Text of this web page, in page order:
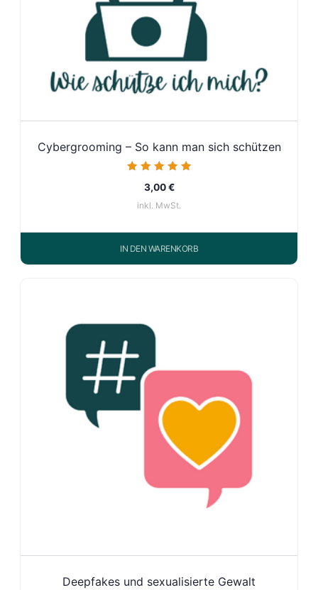
Cybergrooming – So kann man sich schützen
5.003,00€
inkl. MwSt.
IN DEN WARENKORB
Deepfakes und sexualisierte Gewalt